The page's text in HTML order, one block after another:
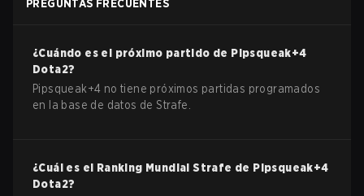
PREGUNTAS FRECUENTES
¿Cuándo es el próximo partido de Pipsqueak+4
Dota2?
Pipsqueak+4 no tiene próximos partidas programados
en la base de datos de Strafe.
¿Cuál es el Ranking Mundial Strafe de Pipsqueak+4
Dota2?